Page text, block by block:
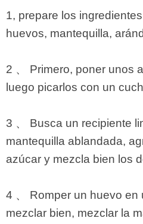
1, prepare los
huevos, mantequilla,
2 、 Primero, poner unos
luego picarlos con un
3 、 Busca un recipiente
mantequilla ablandada,
azúcar y mezcla bien los
4 、 Romper un huevo en
mezclar bien, mezclar la